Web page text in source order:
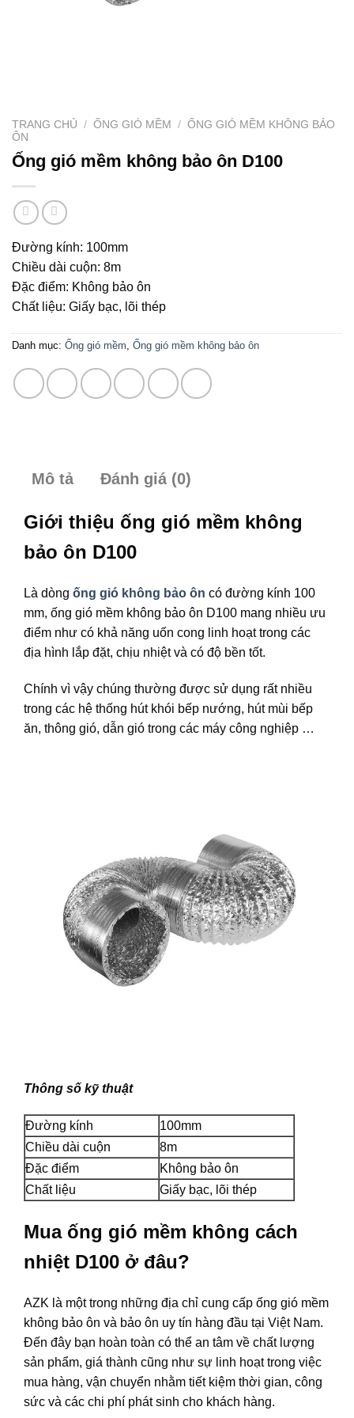
TRANG CHỦ / ỐNG GIÓ MỀM / ỐNG GIÓ MỀM KHÔNG BẢO
ÔN
Ống gió mềm không bảo ôn D100
Đường kính: 100mm
Chiều dài cuộn: 8m
Đặc điểm: Không bảo ôn
Chất liệu: Giấy bạc, lõi thép
Danh mục: Ống gió mềm, Ống gió mềm không bảo ôn
Mô tả Đánh giá (0)
Giới thiệu ống gió mềm không
bảo ôn D100
Là dòng ống gió không bảo ôn có đường kính 100
mm, ống gió mềm không bảo ôn D100 mang nhiều ưu
điểm như có khả năng uốn cong linh hoạt trong các
địa hình lắp đặt, chịu nhiệt và có độ bền tốt.
Chính vì vậy chúng thường được sử dụng rất nhiều
trong các hệ thống hút khói bếp nướng, hút mùi bếp
ăn, thông gió, dẫn gió trong các máy công nghiệp …
Thông số kỹ thuật
Đường kính
100mm
Chiều dài cuộn
8m
Đặc điểm
Không bảo ôn
Chất liệu
Giấy bạc, lõi thép
Mua ống gió mềm không cách
nhiệt D100 ở đâu?
AZK là một trong những địa chỉ cung cấp ống gió mềm
không bảo ôn và bảo ôn uy tín hàng đầu tại Việt Nam.
Đến đây bạn hoàn toàn có thể an tâm về chất lượng
sản phẩm, giá thành cũng như sự linh hoạt trong việc
mua hàng, vận chuyển nhằm tiết kiệm thời gian, công
sức và các chi phí phát sinh cho khách hàng.